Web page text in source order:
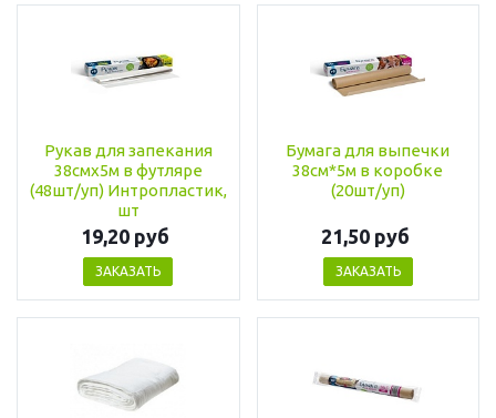
Рукав для запекания
38смх5м в футляре
(48шт/уп) Интропластик,
шт
19,20 руб
ЗАКАЗАТЬ
Бумага для выпечки
38см*5м в коробке
(20шт/уп)
21,50 руб
ЗАКАЗАТЬ